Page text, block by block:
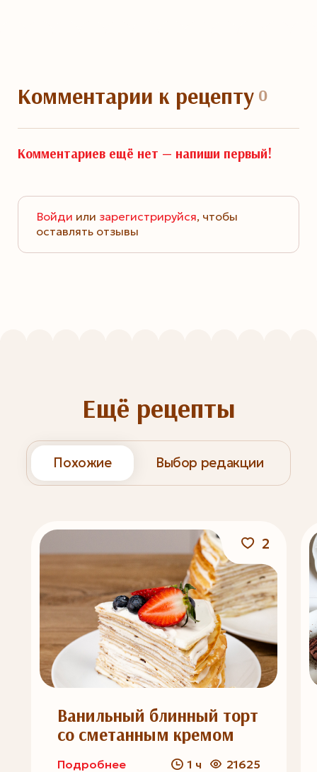
Комментарии к рецепту0
Комментариев ещё нет — напиши первый!
Войди или зарегистрируйся, чтобы
оставлять отзывы
Ещё рецепты
Похожие Выбор редакции
2
Ванильный блинный торт
со сметанным кремом
Подробнее 1 ч 21625